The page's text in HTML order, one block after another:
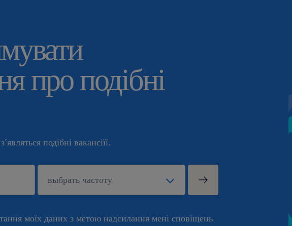
про подібні
подібні вакансіїї.
моїх даних з метою надсилання мені сповіщень